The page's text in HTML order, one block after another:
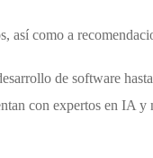
como a
de software
con expertos en